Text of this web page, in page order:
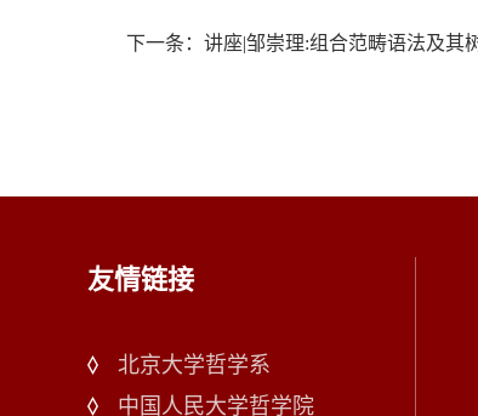
下一条：讲座|邹崇理:组合范畴语法及其
友情链接
北京大学哲学系
中国人民大学哲学院